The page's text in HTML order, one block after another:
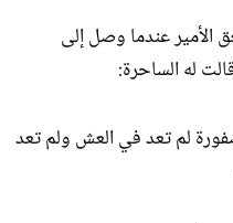
الأمير عندما وصل إلى
له الساحرة:
لم تعد في العش ولم تعد